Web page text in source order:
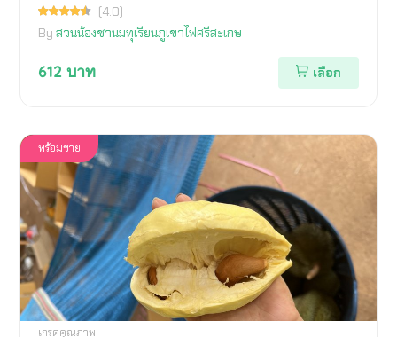
(4.0)
By สวนน้องชานมทุเรียนภูเขาไฟศรีสะเกษ
612 บาท เลือก
พร้อมขาย
เกรดคุณภาพ